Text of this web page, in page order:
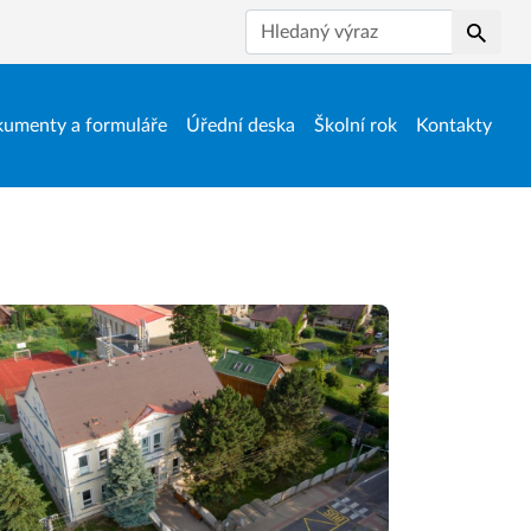
a formuláře Úřední deska Školní rok Kontakty
Hledat